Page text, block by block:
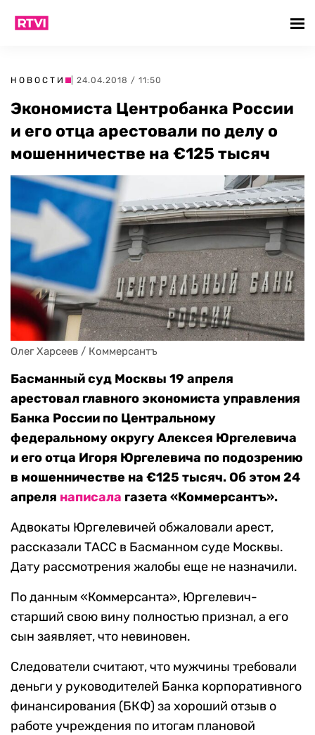
НОВОСТИ | 24.04.2018 / 11:50
Экономиста Центробанка России
и его отца арестовали по делу о
мошенничестве на €125 тысяч
Олег Харсеев / Коммерсантъ
Басманный суд Москвы 19 апреля
арестовал главного экономиста управления
Банка России по Центральному
федеральному округу Алексея Юргелевича
и его отца Игоря Юргелевича по подозрению
в мошенничестве на €125 тысяч. Об этом 24
апреля написала газета «Коммерсантъ».
Адвокаты Юргелевичей обжаловали арест,
рассказали ТАСС в Басманном суде Москвы.
Дату рассмотрения жалобы еще не назначили.
По данным «Коммерсанта», Юргелевич-
старший свою вину полностью признал, а его
сын заявляет, что невиновен.
Следователи считают, что мужчины требовали
деньги у руководителей Банка корпоративного
финансирования (БКФ) за хороший отзыв о
работе учреждения по итогам плановой